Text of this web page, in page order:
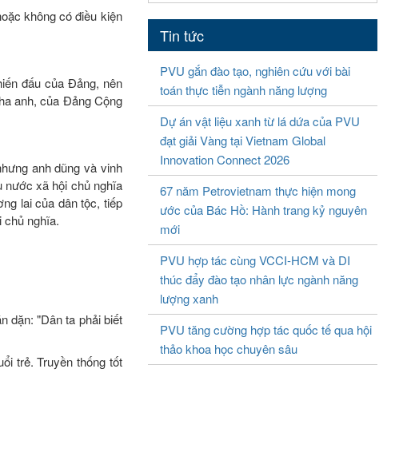
không có điều kiện
đấu của Đảng, nên
anh, của Đảng Cộng
anh dũng và vinh
nước xã hội chủ nghĩa
lai của dân tộc, tiếp
chủ nghĩa.
dặn: "Dân ta phải biết
trẻ. Truyền thống tốt
Tin tức
PVU gắn đào tạo, nghiên cứu với bài
toán thực tiễn ngành năng lượng
Dự án vật liệu xanh từ lá dứa của PVU
đạt giải Vàng tại Vietnam Global
Innovation Connect 2026
67 năm Petrovietnam thực hiện mong
ước của Bác Hồ: Hành trang kỷ nguyên
mới
PVU hợp tác cùng VCCI-HCM và DI
thúc đẩy đào tạo nhân lực ngành năng
lượng xanh
PVU tăng cường hợp tác quốc tế qua hội
thảo khoa học chuyên sâu